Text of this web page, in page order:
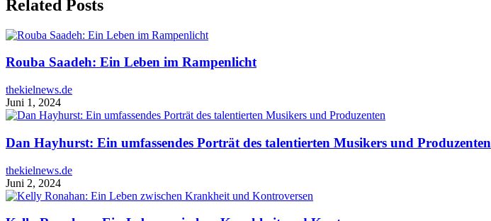
Related Posts
Rouba Saadeh: Ein Leben im Rampenlicht
thekielnews.de
Juni 1, 2024
Dan Hayhurst: Ein umfassendes Porträt des talentierten Musikers und Produzenten
thekielnews.de
Juni 2, 2024